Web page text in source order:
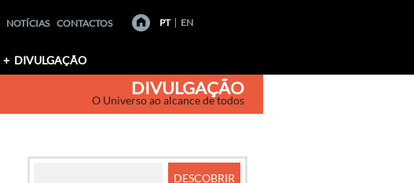
NOTÍCIAS CONTACTOS PT EN
DIVULGAÇÃO
DIVULGAÇÃO
O Universo ao alcance de todos